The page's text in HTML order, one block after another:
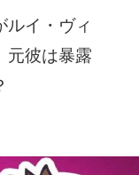
ルイ・ヴィ
元彼は暴露